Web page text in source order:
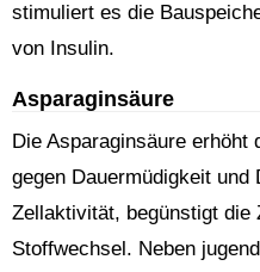
stimuliert es die
von Insulin.
Asparaginsäure
Die Asparaginsäure
gegen Dauermüdigkeit
Zellaktivität, begünstigt die
Stoffwechsel. Neben